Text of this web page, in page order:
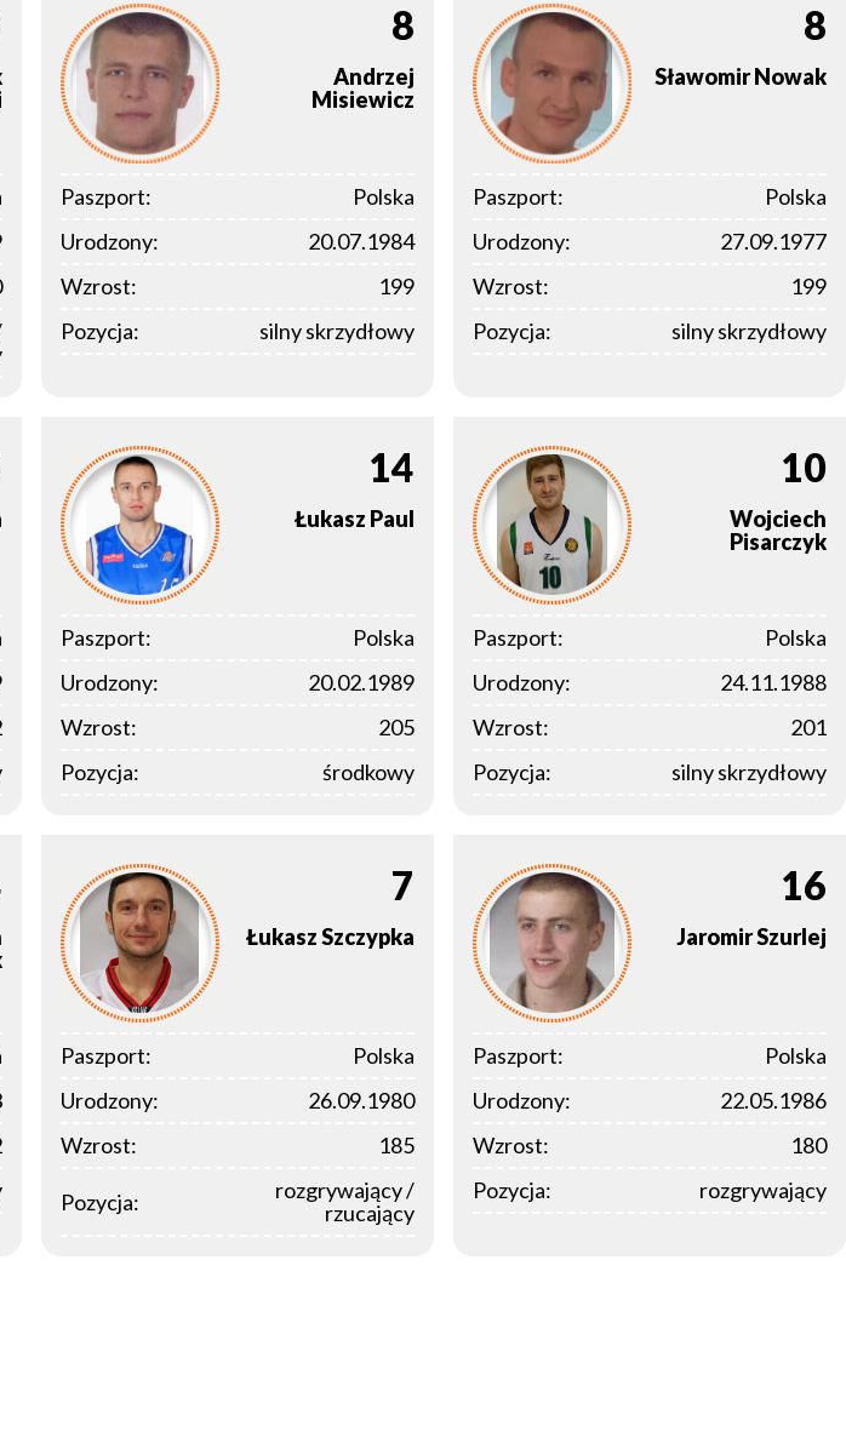
8
Andrzej
Misiewicz
Paszport:
Polska
Urodzony:
20.07.1984
Wzrost:
199
Pozycja:
silny skrzydłowy
8
SławomirNowak
Paszport:
Polska
Urodzony:
27.09.1977
Wzrost:
199
Pozycja:
silny skrzydłowy
14
Łukasz Paul
Paszport:
Polska
Urodzony:
20.02.1989
Wzrost:
205
Pozycja:
środkowy
10
Wojciech
Pisarczyk
Paszport:
Polska
Urodzony:
24.11.1988
Wzrost:
201
Pozycja:
silny skrzydłowy
7
ŁukaszSzczypka
Paszport:
Polska
Urodzony:
26.09.1980
Wzrost:
185
Pozycja:
rozgrywający /
rzucający
16
JaromirSzurlej
Paszport:
Polska
Urodzony:
22.05.1986
Wzrost:
180
Pozycja:
rozgrywający